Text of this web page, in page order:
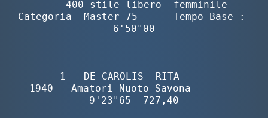
        400 stile libero  femminile  -
Categoria  Master 75      Tempo Base :
6'50"00
--------------------------------------
--------------------------------------
------------------
       1   DE CAROLIS  RITA
1940   Amatori Nuoto Savona
9'23"65  727,40